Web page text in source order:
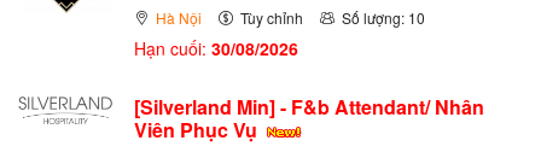
Hà Nội Tùy chỉnh Số lượng: 10
Hạn cuối: 30/08/2026
[Silverland Min] - F&b Attendant/ Nhân
Viên Phục Vụ